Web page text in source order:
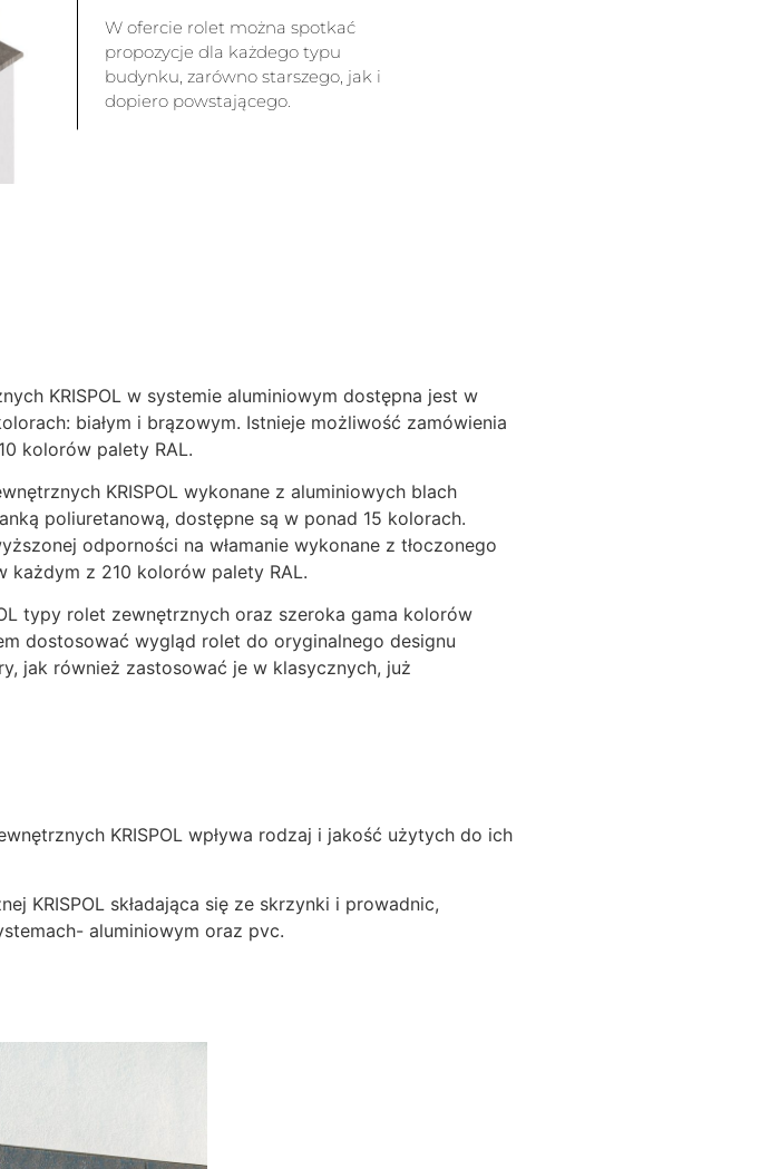
W ofercie rolet można spotkać
propozycje dla każdego typu
budynku, zarówno starszego, jak i
dopiero powstającego.
KRISPOL w systemie aluminiowym dostępna jest w
białym i brązowym. Istnieje możliwość zamówienia
kolorów palety RAL.
KRISPOL wykonane z aluminiowych blach
poliuretanową, dostępne są w ponad 15 kolorach.
odporności na włamanie wykonane z tłoczonego
każdym z 210 kolorów palety RAL.
typy rolet zewnętrznych oraz szeroka gama kolorów
dostosować wygląd rolet do oryginalnego designu
jak również zastosować je w klasycznych, już
KRISPOL wpływa rodzaj i jakość użytych do ich
KRISPOL składająca się ze skrzynki i prowadnic,
aluminiowym oraz pvc.